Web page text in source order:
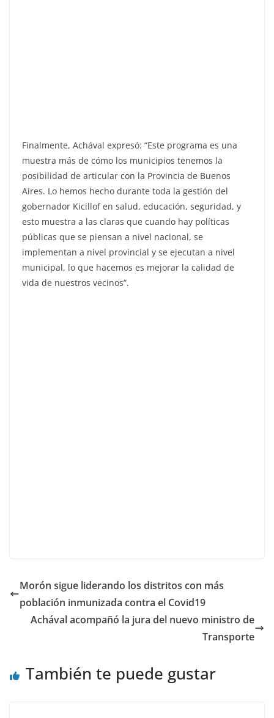
Finalmente, Achával expresó: “Este programa es una
muestra más de cómo los municipios tenemos la
posibilidad de articular con la Provincia de Buenos
Aires. Lo hemos hecho durante toda la gestión del
gobernador Kicillof en salud, educación, seguridad, y
esto muestra a las claras que cuando hay políticas
públicas que se piensan a nivel nacional, se
implementan a nivel provincial y se ejecutan a nivel
municipal, lo que hacemos es mejorar la calidad de
vida de nuestros vecinos”.
Morón sigue liderando los distritos con más
población inmunizada contra el Covid19
Achával acompañó la jura del nuevo ministro de
Transporte
También te puede gustar